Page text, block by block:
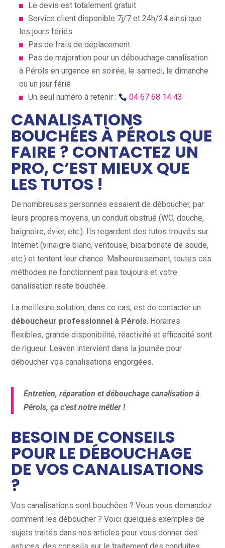
Le devis est totalement gratuit
Service client disponible 7j/7 et 24h/24 ainsi que
les jours fériés
Pas de frais de déplacement
Pas de majoration pour un débouchage canalisation
à Pérols en urgence en soirée, le samedi, le dimanche
ou un jour férié
Un seul numéro à retenir :
04 67 68 14 43
CANALISATIONS
BOUCHÉES À PÉROLS QUE
FAIRE ? CONTACTEZ UN
PRO, C’EST MIEUX QUE
LES TUTOS !
De nombreuses personnes essaient de déboucher, par
leurs propres moyens, un conduit obstrué (WC, douche,
baignoire, évier, etc.). Ils regardent des tutos trouvés sur
Internet (vinaigre blanc, ventouse, bicarbonate de soude,
etc.) et tentent leur chance. Malheureusement, toutes ces
méthodes ne fonctionnent pas toujours et votre
canalisation reste bouchée.
La meilleure solution, dans ce cas, est de contacter un
déboucheur professionnel à Pérols. Horaires
flexibles, grande disponibilité, réactivité et efficacité sont
de rigueur. Leaven intervient dans la journée pour
déboucher vos canalisations engorgées.
Entretien, réparation et débouchage canalisation à
Pérols, ça c’est notre métier !
BESOIN DE CONSEILS
POUR LE DÉBOUCHAGE
DE VOS CANALISATIONS
?
Vos canalisations sont bouchées ? Vous vous demandez
comment les déboucher ? Voici quelques exemples de
sujets traités dans nos articles pour vous donner des